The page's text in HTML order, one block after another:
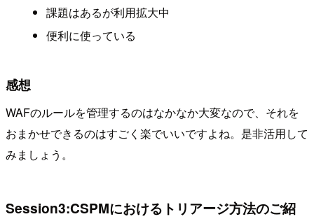
課題はあるが利用拡大中
便利に使っている
感想
WAFのルールを管理するのはなかなか大変なので、それを
おまかせできるのはすごく楽でいいですよね。是非活用して
みましょう。
Session3:CSPMにおけるトリアージ方法のご紹